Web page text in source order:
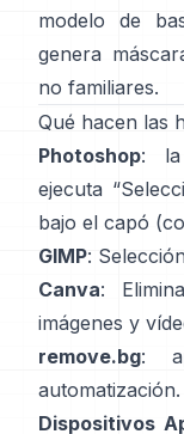
modelo de
genera
no familiares.
Qué hacen las
Photoshop: la
ejecuta
bajo el capó (
GIMP:
Canva:
imágenes y
remove.bg:
automatización.
Dispositivos